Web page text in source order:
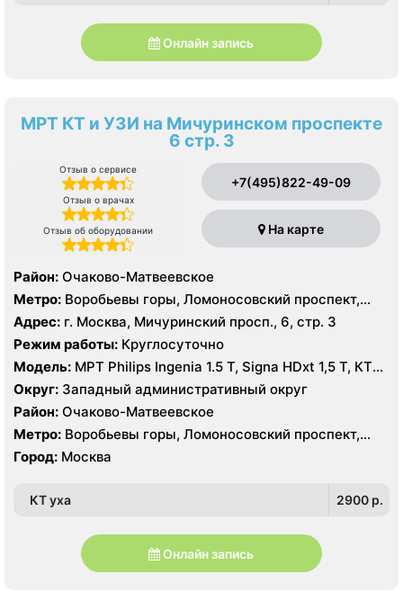
Онлайн запись
МРТ КТ и УЗИ на Мичуринском проспекте
6 стр. 3
Отзыв о сервисе
Отзыв о врачах
Отзыв об оборудовании
+7(495)822-49-09
На карте
Район: Очаково-Матвеевское
Метро: Воробьевы горы, Ломоносовский проспект,
Раменки
Адрес: г. Москва, Мичуринский просп., 6, стр. 3
Режим работы: Круглосуточно
Модель: МРТ Philips Ingenia 1.5 T, Signa HDxt 1,5 Т, КТ
GE Light Speed 64 среза, GE Healthcare Optima CT660
128 срезов УЗИ HITACHI Preirus
Округ: Западный административный округ
Район: Очаково-Матвеевское
Метро: Воробьевы горы, Ломоносовский проспект,
Раменки
Город: Москва
КТ уха 2900 p.
Онлайн запись